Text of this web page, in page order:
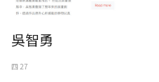
吳智勇
四 27